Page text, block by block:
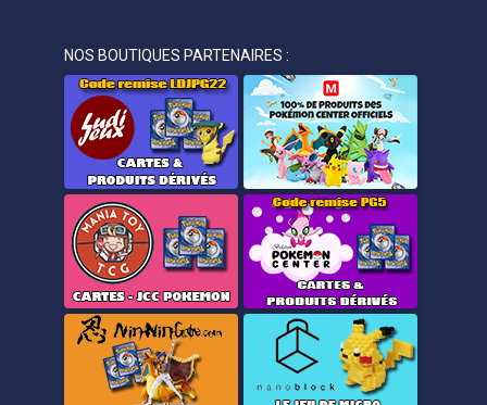
NOS BOUTIQUES PARTENAIRES :